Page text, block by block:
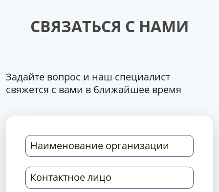
СВЯЗАТЬСЯ С НАМИ
Задайте вопрос и наш специалист
свяжется с вами в ближайшее время